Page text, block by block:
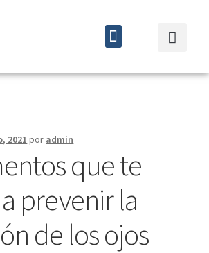
2021 por admin
que te
prevenir la
de los ojos